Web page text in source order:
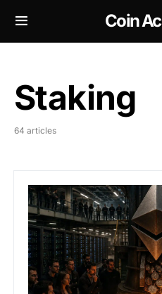
Coin
Staking
64 articles
ETH : Ethereum veut